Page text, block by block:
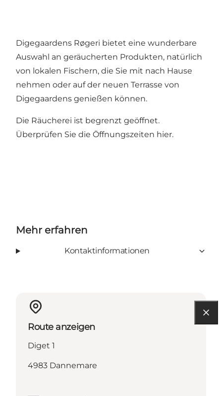
Digegaardens Røgeri bietet eine wunderbare
Auswahl an geräucherten Produkten, natürlich
von lokalen Fischern, die Sie mit nach Hause
nehmen oder auf der neuen Terrasse von
Digegaardens genießen können.
Die Räucherei ist begrenzt geöffnet.
Überprüfen Sie die Öffnungszeiten hier.
Mehr erfahren
Kontaktinformationen
Route anzeigen
Diget 1
4983 Dannemare